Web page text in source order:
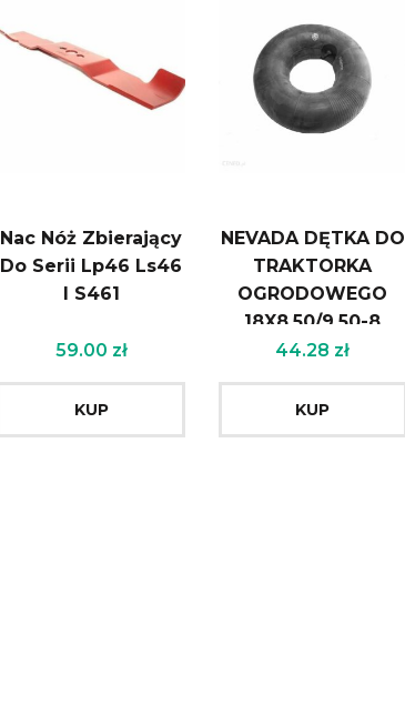
Nac Nóż Zbierający
Do Serii Lp46 Ls46
I S461
59.00 zł
KUP
NEVADA DĘTKA DO
TRAKTORKA
OGRODOWEGO
18X8.50/9.50-8
(TR13)
44.28 zł
KUP